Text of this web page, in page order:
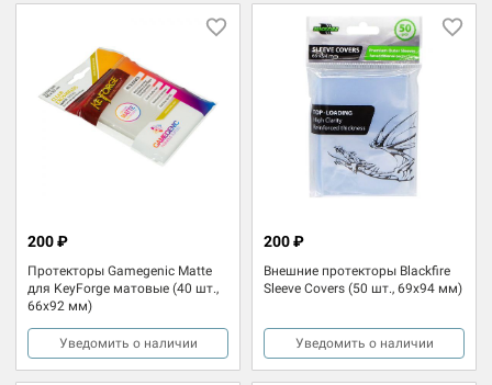
Протекторы Gamegenic Matte
для KeyForge матовые (40 шт.,
66x92 мм)
200 ₽
Уведомить о наличии
Внешние протекторы Blackfire
Sleeve Covers (50 шт., 69x94 мм)
200 ₽
Уведомить о наличии